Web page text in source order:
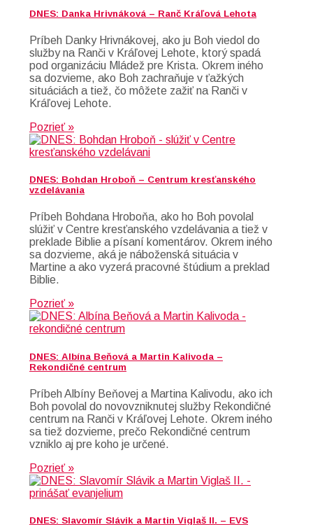
DNES: Danka Hrivnáková – Ranč Kráľová Lehota
Príbeh Danky Hrivnákovej, ako ju Boh viedol do
služby na Ranči v Kráľovej Lehote, ktorý spadá
pod organizáciu Mládež pre Krista. Okrem iného
sa dozvieme, ako Boh zachraňuje v ťažkých
situáciách a tiež, čo môžete zažiť na Ranči v
Kráľovej Lehote.
Pozrieť »
DNES: Bohdan Hroboň – Centrum kresťanského
vzdelávania
Príbeh Bohdana Hroboňa, ako ho Boh povolal
slúžiť v Centre kresťanského vzdelávania a tiež v
preklade Biblie a písaní komentárov. Okrem iného
sa dozvieme, aká je náboženská situácia v
Martine a ako vyzerá pracovné štúdium a preklad
Biblie.
Pozrieť »
DNES: Albína Beňová a Martin Kalivoda –
Rekondičné centrum
Príbeh Albíny Beňovej a Martina Kalivodu, ako ich
Boh povolal do novovzniknutej služby Rekondičné
centrum na Ranči v Kráľovej Lehote. Okrem iného
sa tiež dozvieme, prečo Rekondičné centrum
vzniklo aj pre koho je určené.
Pozrieť »
DNES: Slavomír Slávik a Martin Viglaš II. – EVS